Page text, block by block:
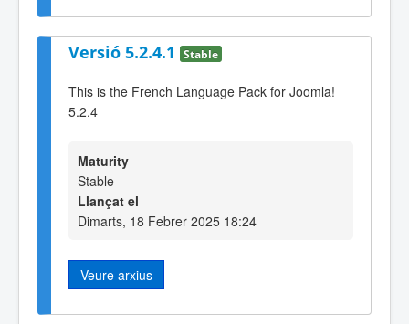
Versió 5.2.4.1 Stable
This is the French Language Pack for Joomla!
5.2.4
Maturity
Stable
Llançat el
Dimarts, 18 Febrer 2025 18:24
Veure arxius